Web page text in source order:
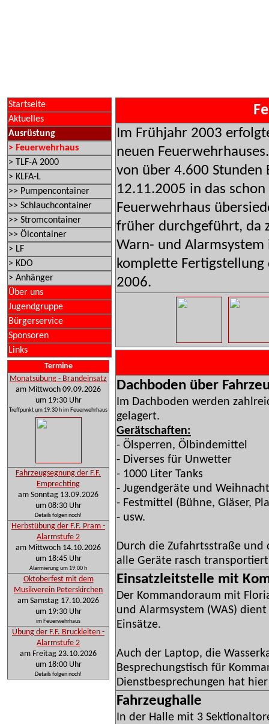
Startseite
Aktuelles
Ausrüstung
> Feuerwehrhaus
> TLF-A 2000
> KLFA-L
>> Pumpencontainer
>> Schlauchcontainer
>> Stromcontainer
>> Ölcontainer
> LF
> KDO
> Anhänger
Über uns
Jugendgruppe
Bürgerservice
Sponsoren
Links
Termine
Monatsübung - Brandeinsatz
am Mittwoch 09.09.2026
um 19:30 Uhr
Treffpunkt um 19:30 h im Feuerwehrhaus
Fahrzeugsegnung der F.F.
Emprechting
am Sonntag 13.09.2026
um 08:30 Uhr
Details folgen noch!
Herbstübung der F.F. Pram -
Alarmstufe 2
am Mittwoch 14.10.2026
um 18:45 Uhr
Alarmierung um 19:00 h
Oktoberfest mit dem
Musikverein Peterskirchen
am Samstag 17.10.2026
um 19:30 Uhr
im Feuerwehrhaus
Übung der F.F. Bruckleiten -
Alarmstufe 2
am Freitag 23.10.2026
um 18:00 Uhr
Details folgen noch!
Im Frühjahr 2003
neuen
von über 4.600
12.11.2005 in das
Feuerwehrhaus
früher durchgeführt, da
Warn- und
komplette Fertigstellung
2006.
Dachboden über
Im Dachboden werden
gelagert.
Gerätschaften:
- Ölsperren, Ölbindemittel
- Diverses für Unwetter
- 1000 Liter Tanks
- Jugendgeräte und
- Festmittel (Bühne, Gläser,
- usw.
Durch die Zufahrtsstraße und
alle Geräte rasch
Einsatzleitstelle mit
Der Kommandoraum mit
und Alarmsystem (WAS)
Einsätze.
Auch der Laptop, die
Besprechungstisch für
Dienstbesprechungen hat
Fahrzeughalle
In der Halle mit 3